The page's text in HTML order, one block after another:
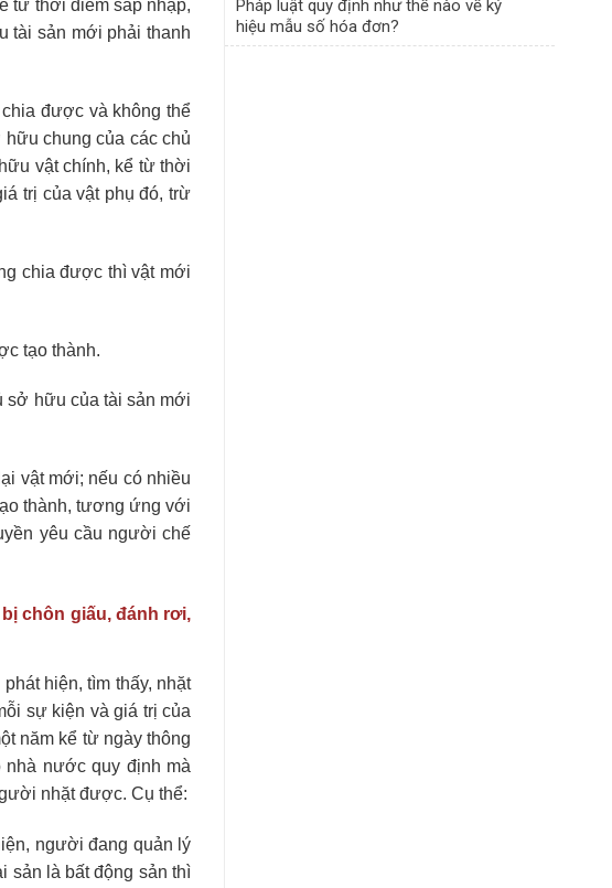
từ thời điểm sáp nhập,
tài sản mới phải thanh
được và không thể
chung của các chủ
vật chính, kể từ thời
trị của vật phụ đó, trừ
chia được thì vật mới
tạo thành.
sở hữu của tài sản mới
vật mới; nếu có nhiều
thành, tương ứng với
yêu cầu người chế
chôn giấu, đánh rơi,
hiện, tìm thấy, nhặt
sự kiện và giá trị của
năm kể từ ngày thông
nước quy định mà
nhặt được. Cụ thể:
người đang quản lý
sản là bất động sản thì
Pháp luật quy định như thế nào về ký
hiệu mẫu số hóa đơn?